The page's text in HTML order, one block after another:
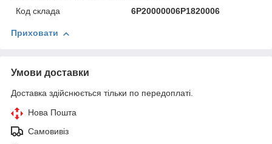
Код склада
6P20000006P1820006
Приховати
Умови доставки
Доставка здійснюється тільки по передоплаті.
Нова Пошта
Самовивіз